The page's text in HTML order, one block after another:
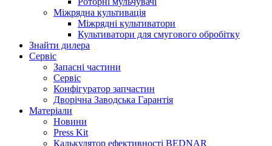
Міжрядна культивація
Міжрядні культиватори
Культиватори для смугового обробітку
Знайти дилера
Сервіс
Запасні частини
Сервіс
Конфігуратор запчастин
Дворічна Заводська Гарантія
Матеріали
Новини
Press Kit
Калькулятор ефективності BEDNAR